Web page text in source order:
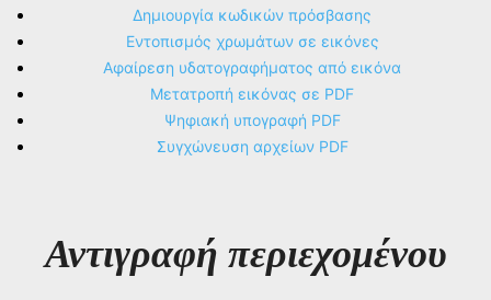
Δημιουργία κωδικών πρόσβασης
Εντοπισμός χρωμάτων σε εικόνες
Αφαίρεση υδατογραφήματος από εικόνα
Μετατροπή εικόνας σε PDF
Ψηφιακή υπογραφή PDF
Συγχώνευση αρχείων PDF
Αντιγραφή περιεχομένου